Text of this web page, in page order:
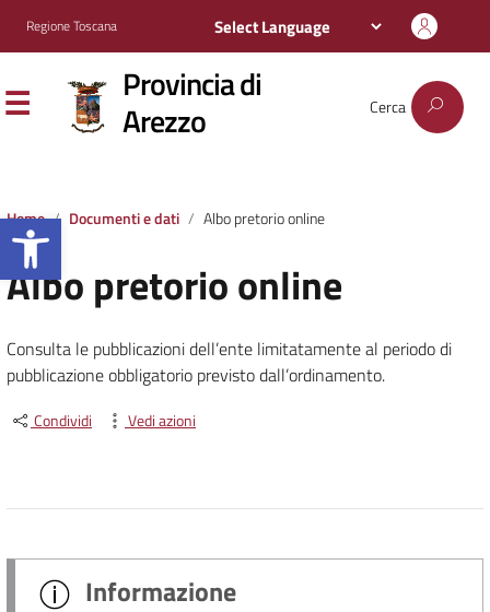
Apri la barra degli strumenti
Regione Toscana
Provincia di
Arezzo Cerca
Home Documenti e dati Albo pretorio online
Albo pretorio online
Consulta le pubblicazioni dell’ente limitatamente al periodo di
pubblicazione obbligatorio previsto dall’ordinamento.
Condividi Vedi azioni
Informazione